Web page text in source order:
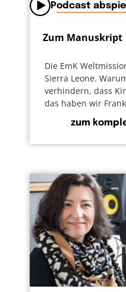
Podcast
Zum Manuskript
Die EmK
Sierra Leone.
verhindern, dass
das haben wir
zum